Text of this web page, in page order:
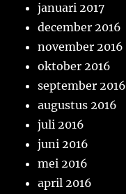
januari 2017
december 2016
november 2016
oktober 2016
september 2016
augustus 2016
juli 2016
juni 2016
mei 2016
april 2016